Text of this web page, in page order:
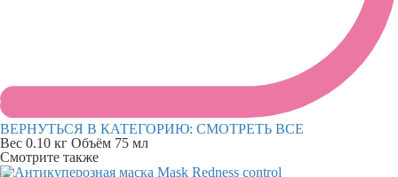
ВЕРНУТЬСЯ В КАТЕГОРИЮ: СМОТРЕТЬ ВСЕ
Вес 0.10 кг Объём 75 мл
Смотрите также